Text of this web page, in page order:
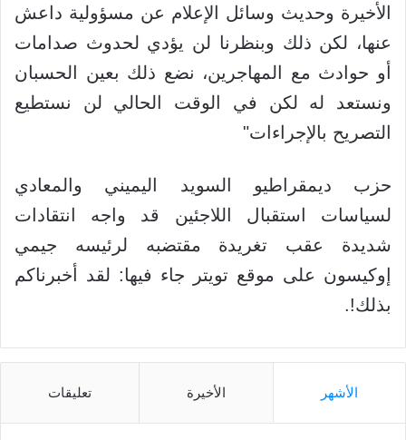
الأخيرة وحديث وسائل الإعلام عن مسؤولية داعش
عنها، لكن ذلك وبنظرنا لن يؤدي لحدوث صدامات
أو حوادث مع المهاجرين، نضع ذلك بعين الحسبان
ونستعد له لكن في الوقت الحالي لن نستطيع
التصريح بالإجراءات"
حزب ديمقراطيو السويد اليميني والمعادي
لسياسات استقبال اللاجئين قد واجه انتقادات
شديدة عقب تغريدة مقتضبه لرئيسه جيمي
إوكيسون على موقع تويتر جاء فيها: لقد أخبرناكم
بذلك!.
الأشهر الأخيرة تعليقات